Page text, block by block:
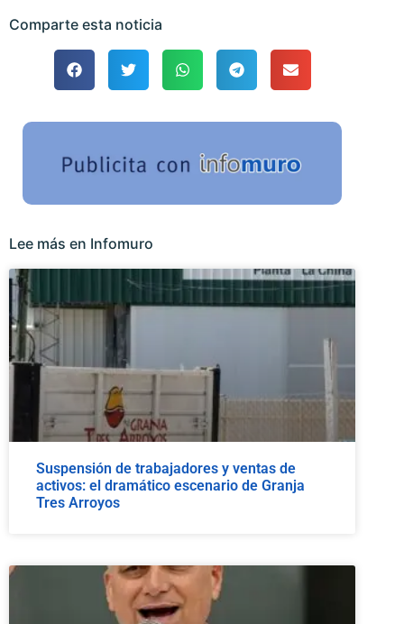
Comparte esta noticia
Lee más en Infomuro
Suspensión de trabajadores y ventas de
activos: el dramático escenario de Granja
Tres Arroyos